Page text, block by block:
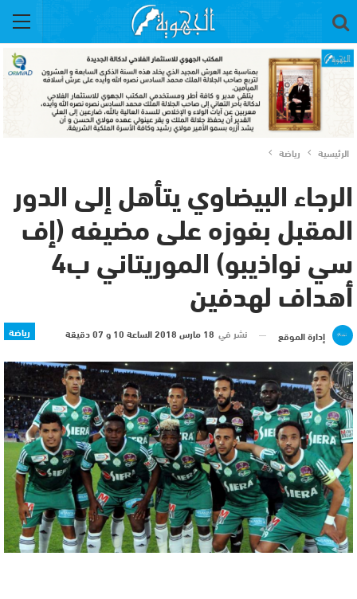
الرئيسية رياضة
الرجاء البيضاوي يتأهل إلى الدور
المقبل بفوزه على مضيفه (إف
سي نواذيبو) الموريتاني ب4
أهداف لهدفين
رياضة إدارة الموقع نشر في 18 مارس 2018 الساعة 10 و 07 دقيقة